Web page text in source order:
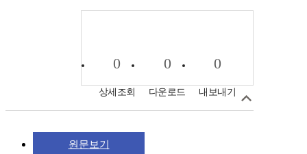
0
상세조회
0
다운로드
0
내보내기
원문보기